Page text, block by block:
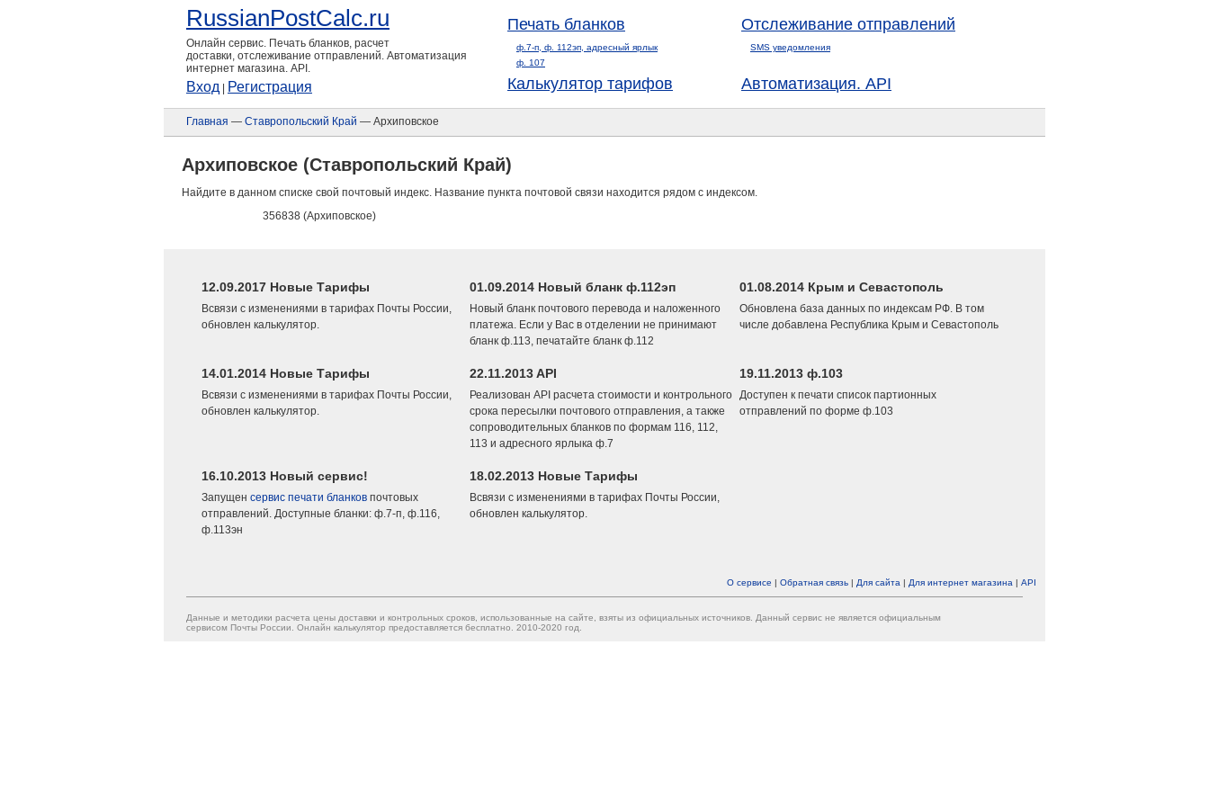
RussianPostCalc.ru
Онлайн сервис. Печать бланков, расчет
доставки, отслеживание отправлений. Автоматизация
интернет магазина. API.
Вход Регистрация
Печать бланков
ф.7-п, ф. 112эп, адресный ярлык
ф. 107
Отслеживание отправлений
SMS уведомления
Калькулятор тарифов Автоматизация. API
Главная — Ставропольский Край — Архиповское
Архиповское (Ставропольский Край)
Найдите в данном списке свой почтовый индекс. Название пункта почтовой связи находится рядом с индексом.
356838 (Архиповское)
12.09.2017 Новые Тарифы
Всвязи с изменениями в тарифах Почты России,
обновлен калькулятор.
01.09.2014 Новый бланк ф.112эп
Новый бланк почтового перевода и наложенного
платежа. Если у Вас в отделении не принимают
бланк ф.113, печатайте бланк ф.112
01.08.2014 Крым и Севастополь
Обновлена база данных по индексам РФ. В том
числе добавлена Республика Крым и Севастополь
14.01.2014 Новые Тарифы
Всвязи с изменениями в тарифах Почты России,
обновлен калькулятор.
22.11.2013 API
Реализован API расчета стоимости и контрольного
срока пересылки почтового отправления, а также
сопроводительных бланков по формам 116, 112,
113 и адресного ярлыка ф.7
19.11.2013 ф.103
Доступен к печати список партионных
отправлений по форме ф.103
16.10.2013 Новый сервис!
Запущен сервис печати бланков почтовых
отправлений. Доступные бланки: ф.7-п, ф.116,
ф.113эн
18.02.2013 Новые Тарифы
Всвязи с изменениями в тарифах Почты России,
обновлен калькулятор.
О сервисе | Обратная связь | Для сайта | Для интернет магазина | API
Данные и методики расчета цены доставки и контрольных сроков, использованные на сайте, взяты из официальных источников. Данный сервис не является официальным
сервисом Почты России. Онлайн калькулятор предоставляется бесплатно. 2010-2020 год.